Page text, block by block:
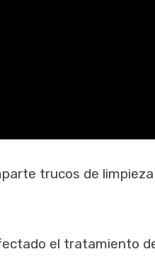
trucos de limpieza
el tratamiento